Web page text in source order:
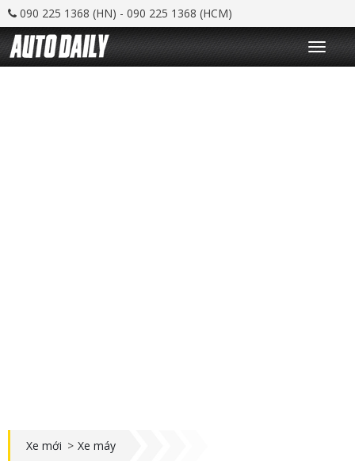
090 225 1368 (HN) - 090 225 1368 (HCM)
T
o
g
Xe mới > Xe máy